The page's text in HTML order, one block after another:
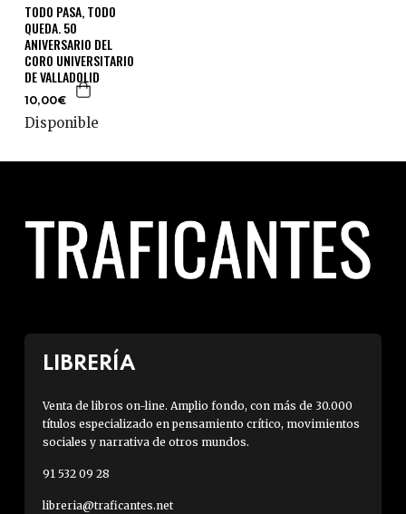
TODO PASA, TODO
QUEDA. 50
ANIVERSARIO DEL
CORO UNIVERSITARIO
DE VALLADOLID
10,00€
Disponible
LIBRERÍA
Venta de libros on-line. Amplio fondo, con más de 30.000
títulos especializado en pensamiento crítico, movimientos
sociales y narrativa de otros mundos.
91 532 09 28
libreria@traficantes.net